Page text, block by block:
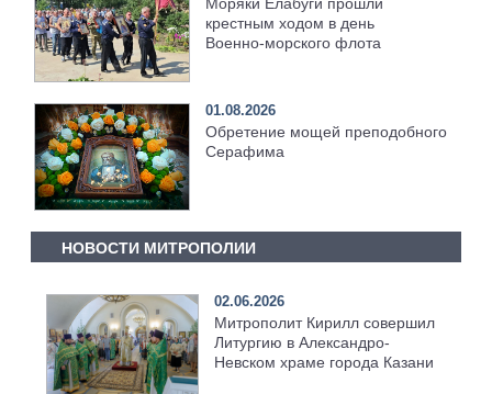
Моряки Елабуги прошли
крестным ходом в день
Военно‑морского флота
01.08.2026
Обретение мощей преподобного
Серафима
НОВОСТИ МИТРОПОЛИИ
02.06.2026
Митрополит Кирилл совершил
Литургию в Александро-
Невском храме города Казани